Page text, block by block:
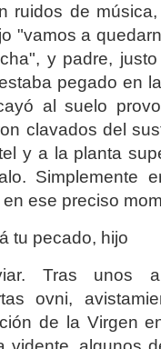
ruidos de
"vamos a
y padre,
pegado en
al suelo
clavados del
y a la planta
Simplemente
ese preciso
tu pecado, hijo
Tras unos
ovni,
de la Virgen